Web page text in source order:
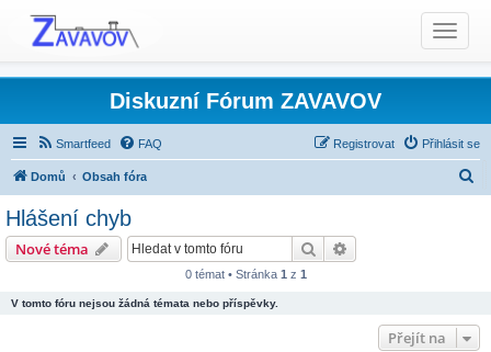
T
o
g
l
e
n
o
Diskuzní Fórum ZAVAVOV
Smartfeed FAQ Přihlásit se
Registrovat
Domů Obsah fóra
Produkty TCS - Rady, Otázky, Informace, Problémy...
Ovládací program TCS Panel
Hlášení chyb
Hlášení chyb
Nové téma Hledat
0 témat • Stránka 1 z 1
V tomto fóru nejsou žádná témata nebo příspěvky.
Přejít na